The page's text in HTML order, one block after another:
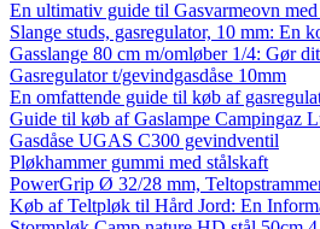
En ultimativ guide til Gasvarmeovn
Slange studs, gasregulator, 10 mm: En
Gasslange 80 cm m/omløber 1/4: Gør
Gasregulator t/gevindgasdåse 10mm
En omfattende guide til køb af
Guide til køb af Gaslampe Campingaz
Gasdåse UGAS C300 gevindventil
Pløkhammer gummi med stålskaft
PowerGrip Ø 32/28 mm,
Køb af Teltpløk til Hård Jord: En